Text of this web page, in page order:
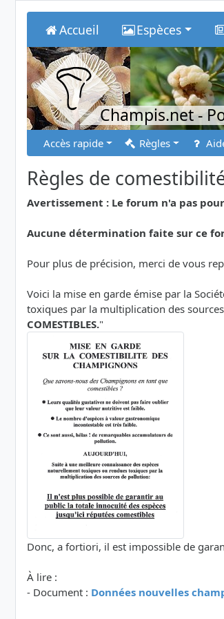
Accueil Espèces
Champis.net-
Accès rapide Règles
Règles de
Avertissement : Le forum n'a pas
Aucune détermination faite sur ce
Pour plus de précision, merci de vous
Voici la mise en garde émise par la
toxiques par la multiplication des
COMESTIBLES."
Donc, a fortiori, il est impossible de
À lire :
- Document : Données nouvelles